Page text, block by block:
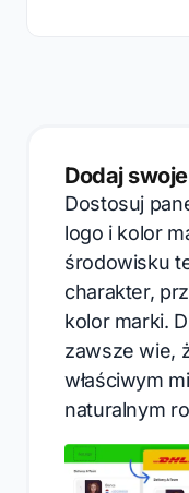
Dodaj
Dostosuj
logo i kolor
środowisku
charakter,
kolor marki.
zawsze wie,
właściwym
naturalnym